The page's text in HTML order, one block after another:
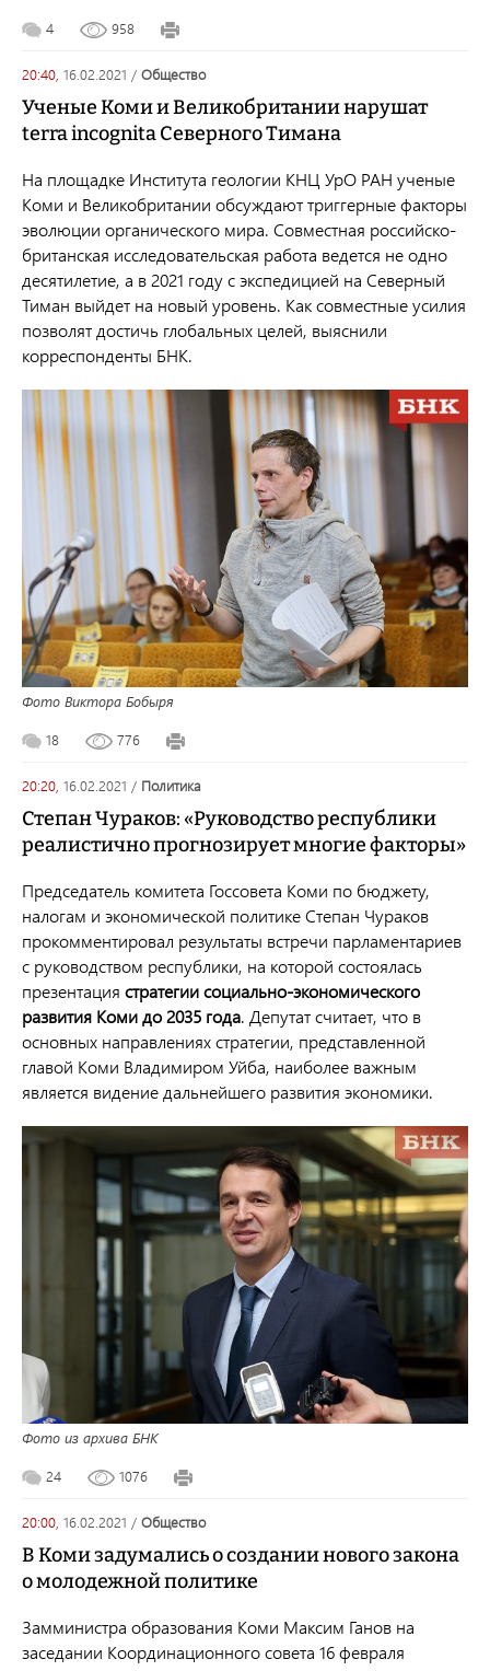
4 958
20:40, 16.02.2021 / общество
Ученые Коми и Великобритании нарушат
terra incognita Северного Тимана
На площадке Института геологии КНЦ УрО РАН ученые
Коми и Великобритании обсуждают триггерные факторы
эволюции органического мира. Совместная российско-
британская исследовательская работа ведется не одно
десятилетие, а в 2021 году с экспедицией на Северный
Тиман выйдет на новый уровень. Как совместные усилия
позволят достичь глобальных целей, выяснили
корреспонденты БНК.
Фото Виктора Бобыря
18 776
20:20, 16.02.2021 / политика
Степан Чураков: «Руководство республики
реалистично прогнозирует многие факторы»
Председатель комитета Госсовета Коми по бюджету,
налогам и экономической политике Степан Чураков
прокомментировал результаты встречи парламентариев
с руководством республики, на которой состоялась
презентация стратегии социально-экономического
развития Коми до 2035 года. Депутат считает, что в
основных направлениях стратегии, представленной
главой Коми Владимиром Уйба, наиболее важным
является видение дальнейшего развития экономики.
Фото из архива БНК
24 1076
20:00, 16.02.2021 / общество
В Коми задумались о создании нового закона
о молодежной политике
Замминистра образования Коми Максим Ганов на
заседании Координационного совета 16 февраля